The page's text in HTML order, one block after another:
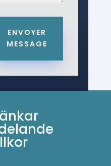
ENVOYER
MESSAGE